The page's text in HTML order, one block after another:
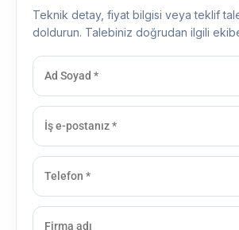
Teknik detay, fiyat bilgisi veya teklif
doldurun. Talebiniz doğrudan ilgili